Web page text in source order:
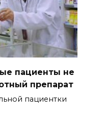
пациенты не
препарат
пациентки